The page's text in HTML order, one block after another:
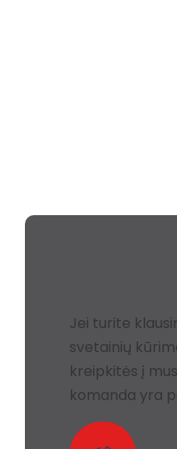
Jei turite
svetainių
kreipkitės į
komanda yra